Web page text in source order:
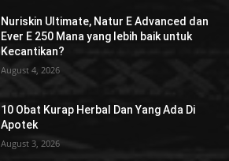
Nuriskin Ultimate, Natur E Advanced dan
Ever E 250 Mana yang lebih baik untuk
Kecantikan?
August 4, 2026
10 Obat Kurap Herbal Dan Yang Ada Di
Apotek
August 3, 2026